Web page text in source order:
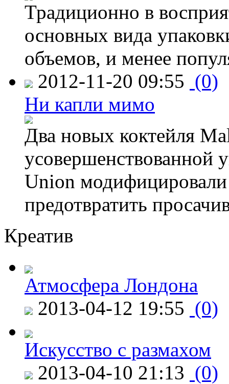
Традиционно в
основных вида
объемов, и менее
2012-11-20 09:55 (0)
Ни капли мимо
Два новых коктейля
усовершенствованной
Union модифицировали
предотвратить
Креатив
Атмосфера Лондона
2013-04-12 19:55 (0)
Искусство с размахом
2013-04-10 21:13 (0)